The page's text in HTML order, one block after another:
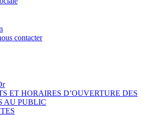
contacter
ET HORAIRES D’OUVERTURE DES
AU PUBLIC